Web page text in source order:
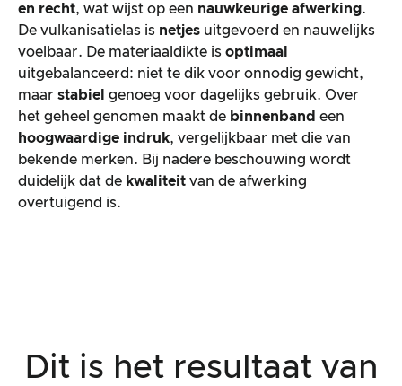
en recht, wat wijst op een nauwkeurige afwerking.
De vulkanisatielas is netjes uitgevoerd en nauwelijks
voelbaar. De materiaaldikte is optimaal
uitgebalanceerd: niet te dik voor onnodig gewicht,
maar stabiel genoeg voor dagelijks gebruik. Over
het geheel genomen maakt de binnenband een
hoogwaardige indruk, vergelijkbaar met die van
bekende merken. Bij nadere beschouwing wordt
duidelijk dat de kwaliteit van de afwerking
overtuigend is.
Dit is het resultaat van